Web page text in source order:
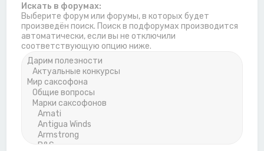
Искать в форумах:
Выберите форум или форумы, в которых будет
произведён поиск. Поиск в подфорумах производится
автоматически, если вы не отключили
соответствующую опцию ниже.